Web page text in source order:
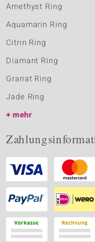
Amethyst Ring
Aquamarin Ring
Citrin Ring
Diamant Ring
Granat Ring
Jade Ring
mehr